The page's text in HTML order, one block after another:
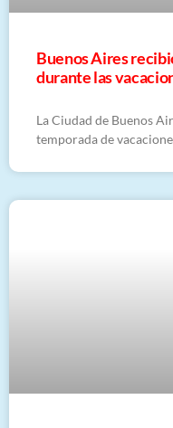
Buenos Aires
durante las
La Ciudad de Buenos
temporada de